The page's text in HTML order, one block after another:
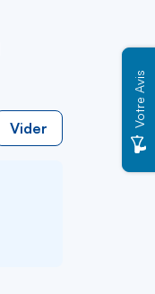
Vider Votre Avis